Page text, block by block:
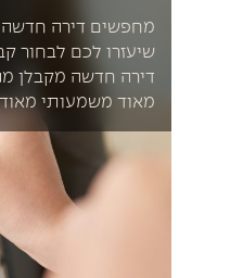
מחפשים דירה
שיעזרו לכם לבחור
דירה חדשה מקבלן
מאוד משמעותי